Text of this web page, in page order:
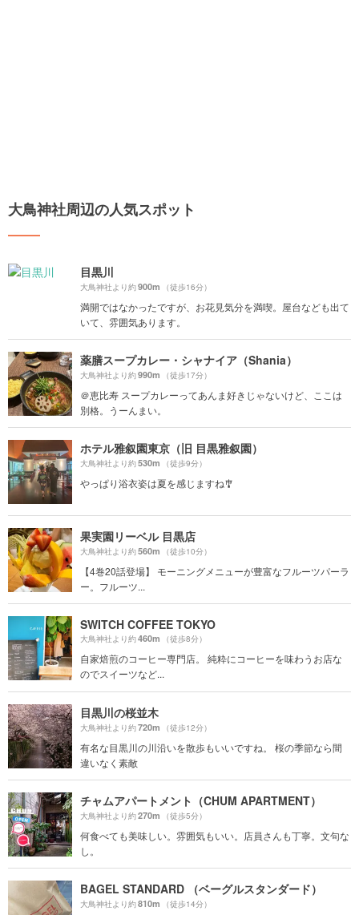
大鳥神社周辺の人気スポット
目黒川
大鳥神社より約900m （徒歩16分）
満開ではなかったですが、お花見気分を満喫。屋台なども出て
いて、雰囲気あります。
薬膳スープカレー・シャナイア（Shania）
大鳥神社より約990m （徒歩17分）
＠恵比寿 スープカレーってあんま好きじゃないけど、ここは
別格。うーんまい。
ホテル雅叙園東京（旧 目黒雅叙園）
大鳥神社より約530m （徒歩9分）
やっぱり浴衣姿は夏を感じますね🎐
果実園リーベル 目黒店
大鳥神社より約560m （徒歩10分）
【4巻20話登場】 モーニングメニューが豊富なフルーツパーラ
ー。フルーツ...
SWITCH COFFEE TOKYO
大鳥神社より約460m （徒歩8分）
自家焙煎のコーヒー専門店。 純粋にコーヒーを味わうお店な
のでスイーツなど...
目黒川の桜並木
大鳥神社より約720m （徒歩12分）
有名な目黒川の川沿いを散歩もいいですね。 桜の季節なら間
違いなく素敵
チャムアパートメント（CHUM APARTMENT）
大鳥神社より約270m （徒歩5分）
何食べても美味しい。雰囲気もいい。店員さんも丁寧。文句な
し。
BAGEL STANDARD （ベーグルスタンダード）
大鳥神社より約810m （徒歩14分）